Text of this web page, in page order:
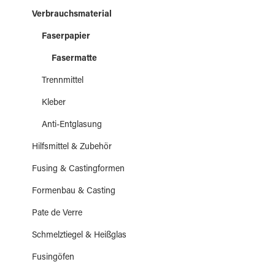
Verbrauchsmaterial
Faserpapier
Fasermatte
Trennmittel
Kleber
Anti-Entglasung
Hilfsmittel & Zubehör
Fusing & Castingformen
Formenbau & Casting
Pate de Verre
Schmelztiegel & Heißglas
Fusingöfen